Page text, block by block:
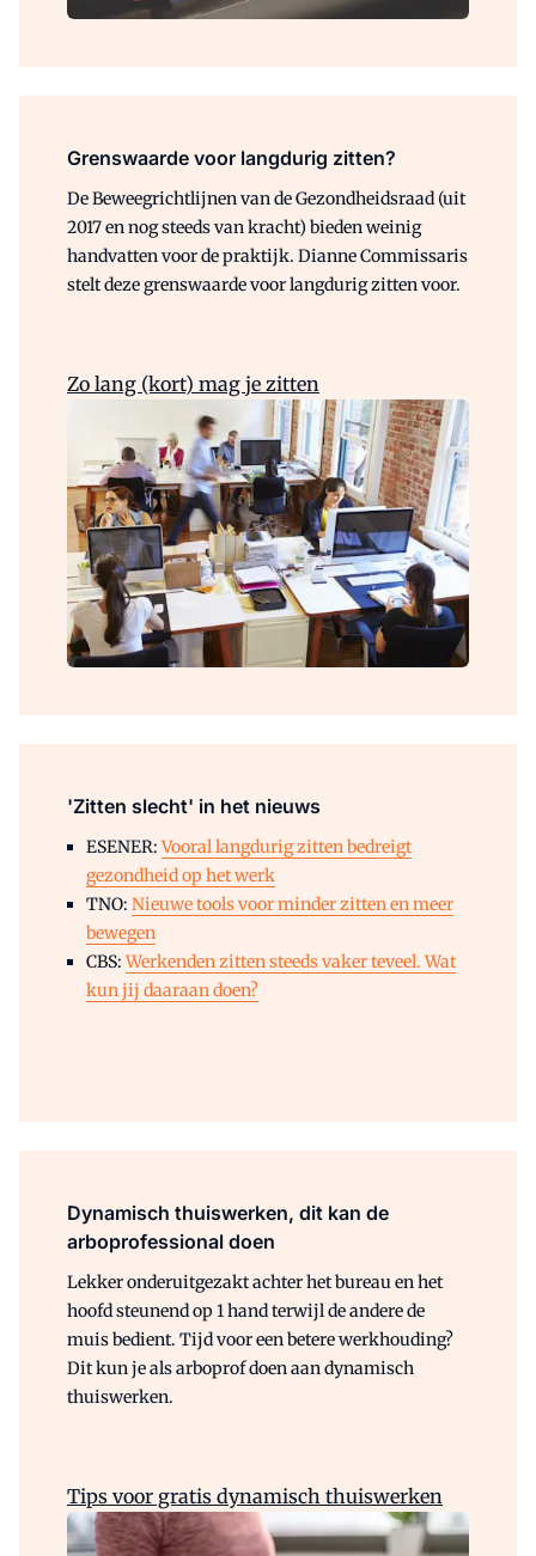
Grenswaarde voor langdurig zitten?
De Beweegrichtlijnen van de Gezondheidsraad (uit
2017 en nog steeds van kracht) bieden weinig
handvatten voor de praktijk. Dianne Commissaris
stelt deze grenswaarde voor langdurig zitten voor.
Zo lang (kort) mag je zitten
'Zitten slecht' in het nieuws
ESENER: Vooral langdurig zitten bedreigt
gezondheid op het werk
TNO: Nieuwe tools voor minder zitten en meer
bewegen
CBS: Werkenden zitten steeds vaker teveel. Wat
kun jij daaraan doen?
Dynamisch thuiswerken, dit kan de
arboprofessional doen
Lekker onderuitgezakt achter het bureau en het
hoofd steunend op 1 hand terwijl de andere de
muis bedient. Tijd voor een betere werkhouding?
Dit kun je als arboprof doen aan dynamisch
thuiswerken.
Tips voor gratis dynamisch thuiswerken